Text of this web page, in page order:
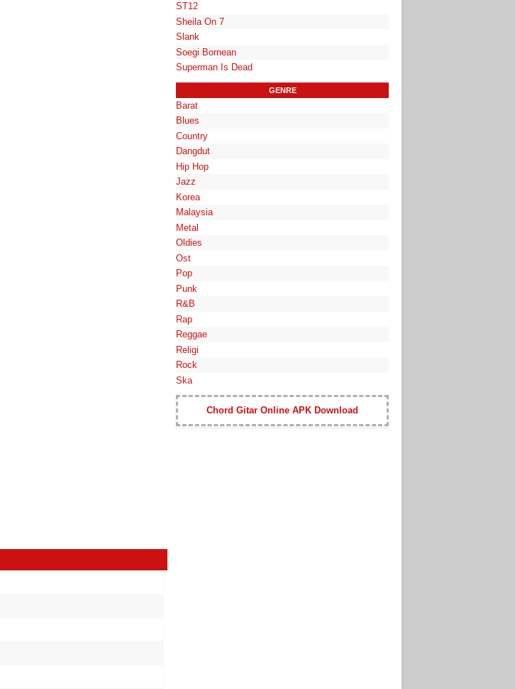
ST12
Sheila On 7
Slank
Soegi Bornean
Superman Is Dead
GENRE
Barat
Blues
Country
Dangdut
Hip Hop
Jazz
Korea
Malaysia
Metal
Oldies
Ost
Pop
Punk
R&B
Rap
Reggae
Religi
Rock
Ska
Chord Gitar Online APK Download